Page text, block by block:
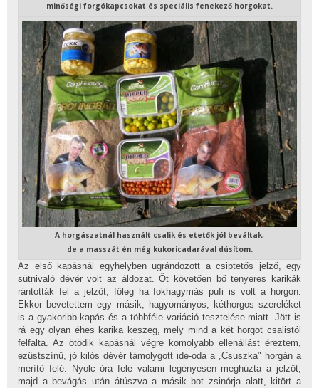
minőségi forgókapcsokat és speciális fenekező horgokat.
A horgászatnál használt csalik és etetők jól beváltak,
de a masszát én még kukoricadarával dúsítom.
Az első kapásnál egyhelyben ugrándozott a csiptetős jelző, egy
sütnivaló dévér volt az áldozat. Őt követően bő tenyeres karikák
rántották fel a jelzőt, főleg ha fokhagymás pufi is volt a horgon.
Ekkor bevetettem egy másik, hagyományos, kéthorgos szereléket
is a gyakoribb kapás és a többféle variáció tesztelése miatt. Jött is
rá egy olyan éhes karika keszeg, mely mind a két horgot csalistól
felfalta. Az ötödik kapásnál végre komolyabb ellenállást éreztem,
ezüstszínű, jó kilós dévér támolygott ide-oda a „Csuszka" horgán a
merítő felé. Nyolc óra felé valami legényesen meghúzta a jelzőt,
majd a bevágás után átúszva a másik bot zsinórja alatt, kitört a